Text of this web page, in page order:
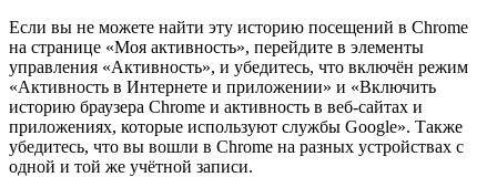
Если вы не можете найти эту историю посещений в Chrome
на странице «Моя активность», перейдите в элементы
управления «Активность», и убедитесь, что включён режим
«Активность в Интернете и приложении» и «Включить
историю браузера Chrome и активность в веб-сайтах и
приложениях, которые используют службы Google». Также
убедитесь, что вы вошли в Chrome на разных устройствах с
одной и той же учётной записи.